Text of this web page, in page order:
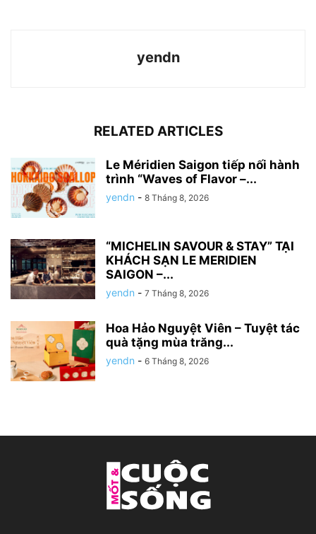
yendn
RELATED ARTICLES
Le Méridien Saigon tiếp nối hành
trình “Waves of Flavor –...
yendn - 8 Tháng 8, 2026
“MICHELIN SAVOUR & STAY” TẠI
KHÁCH SẠN LE MERIDIEN
SAIGON –...
yendn - 7 Tháng 8, 2026
Hoa Hảo Nguyệt Viên – Tuyệt tác
quà tặng mùa trăng...
yendn - 6 Tháng 8, 2026